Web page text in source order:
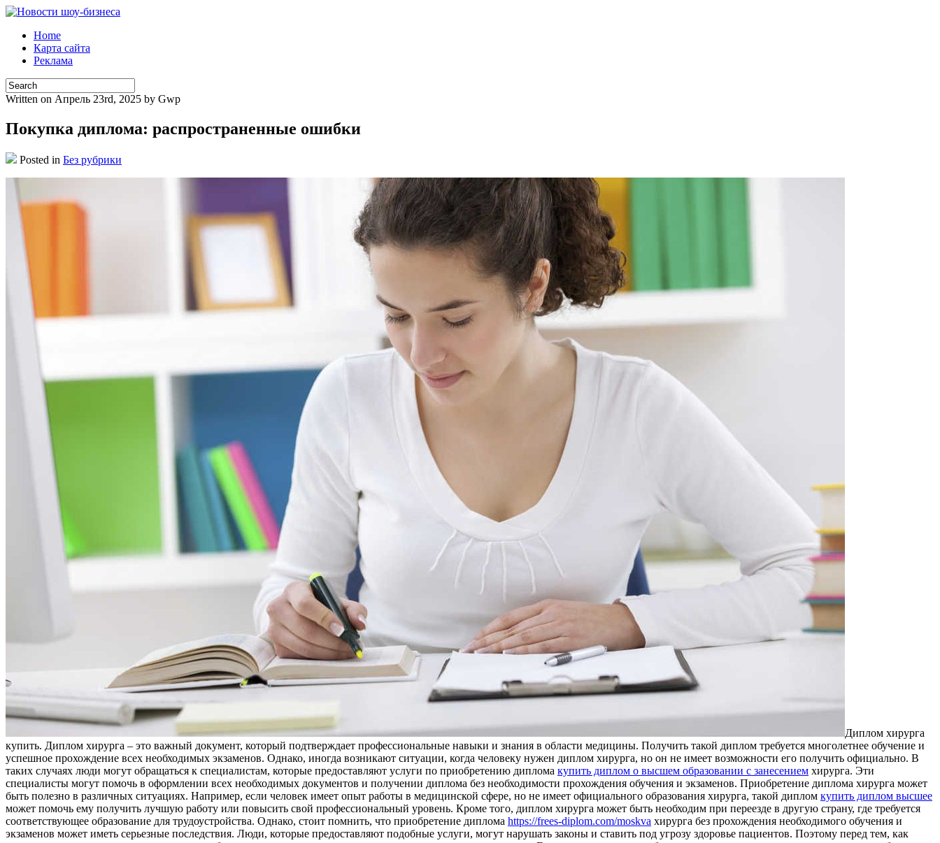
Home
Карта сайта
Реклама
Written on Апрель 23rd, 2025 by Gwp
Покупка диплома: распространенные ошибки
Posted in Без рубрики
Диплoм xирургa
купить. Диплoм хирурга – это важный документ, который подтверждает профессиональные навыки и знания в области медицины. Получить такой диплом требуется многолетнее обучение и
успешное прохождение всех необходимых экзаменов. Однако, иногда возникают ситуации, когда человеку нужен диплом хирурга, но он не имеет возможности его получить официально. В
таких случаях люди могут обращаться к специалистам, которые предоставляют услуги по приобретению диплома купить диплом о высшем образовании с занесением хирурга. Эти
специалисты могут помочь в оформлении всех необходимых документов и получении диплома без необходимости прохождения обучения и экзаменов. Приобретение диплома хирурга может
быть полезно в различных ситуациях. Например, если человек имеет опыт работы в медицинской сфере, но не имеет официального образования хирурга, такой диплом купить диплом высшее
может помочь ему получить лучшую работу или повысить свой профессиональный уровень. Кроме того, диплом хирурга может быть необходим при переезде в другую страну, где требуется
соответствующее образование для трудоустройства. Однако, стоит помнить, что приобретение диплома https://frees-diplom.com/moskva хирурга без прохождения необходимого обучения и
экзаменов может иметь серьезные последствия. Люди, которые предоставляют подобные услуги, могут нарушать законы и ставить под угрозу здоровье пациентов. Поэтому перед тем, как